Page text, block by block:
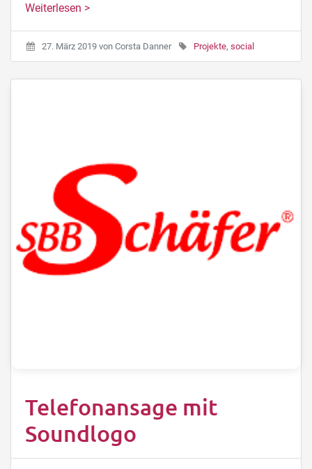
Weiterlesen >
27. März 2019 von Corsta Danner Projekte, social
Telefonansage mit
Soundlogo